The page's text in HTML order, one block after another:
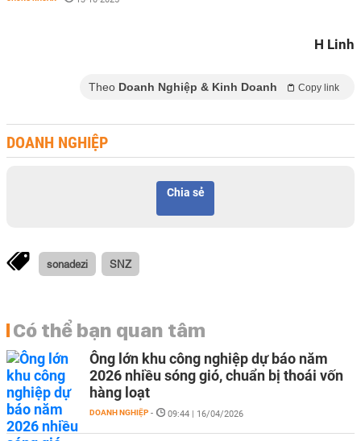
H Linh
Theo Doanh Nghiệp & Kinh Doanh Copy link
DOANH NGHIỆP
Chia sẻ
sonadezi SNZ
Có thể bạn quan tâm
Ông lớn khu công nghiệp dự báo năm
2026 nhiều sóng gió, chuẩn bị thoái vốn
hàng loạt
DOANH NGHIỆP - 09:44 | 16/04/2026